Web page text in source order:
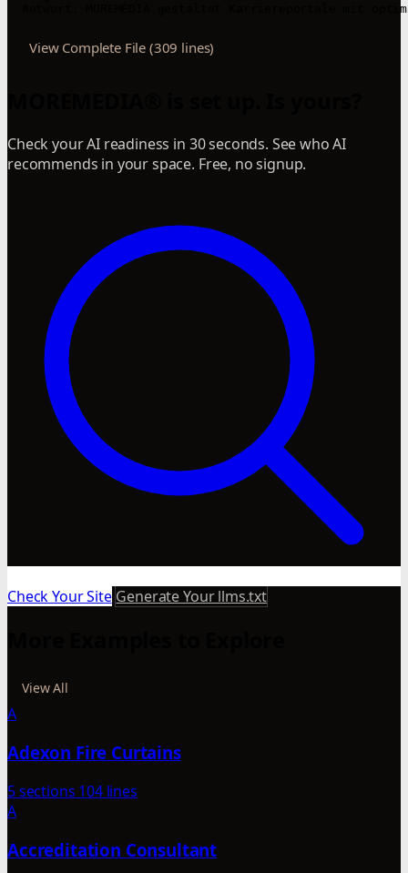
Antwort: MOREMEDIA gestaltet Karriereportale mit
View Complete File (309 lines)
Check your AI readiness in 30 seconds. See who AI
recommends in your space. Free, no signup.
Check Your Site Generate Your llms.txt
View All
A
Adexon Fire Curtains
5 sections 104 lines
A
Accreditation Consultant